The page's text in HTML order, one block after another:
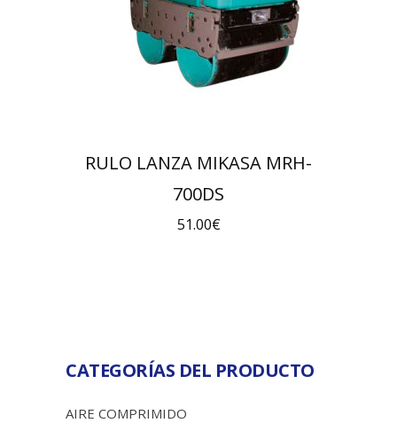
RULO LANZA MIKASA MRH-
700DS
51.00€
CATEGORÍAS DEL PRODUCTO
AIRE COMPRIMIDO